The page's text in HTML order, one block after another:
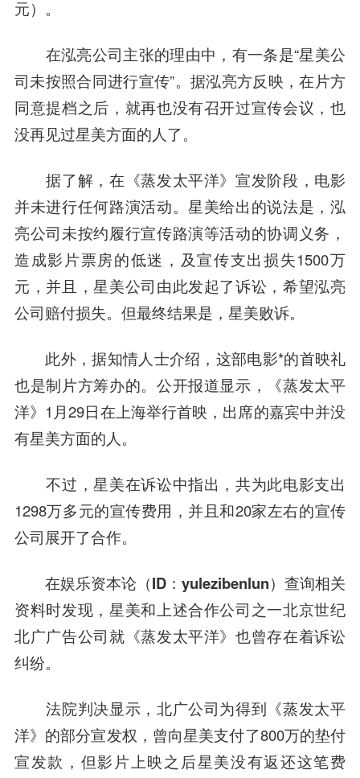
元）。
在泓亮公司主张的理由中，有一条是“星美公
司未按照合同进行宣传”。据泓亮方反映，在片方
同意提档之后，就再也没有召开过宣传会议，也
没再见过星美方面的人了。
据了解，在《蒸发太平洋》宣发阶段，电影
并未进行任何路演活动。星美给出的说法是，泓
亮公司未按约履行宣传路演等活动的协调义务，
造成影片票房的低迷，及宣传支出损失1500万
元，并且，星美公司由此发起了诉讼，希望泓亮
公司赔付损失。但最终结果是，星美败诉。
此外，据知情人士介绍，这部电影*的首映礼
也是制片方筹办的。公开报道显示，《蒸发太平
洋》1月29日在上海举行首映，出席的嘉宾中并没
有星美方面的人。
不过，星美在诉讼中指出，共为此电影支出
1298万多元的宣传费用，并且和20家左右的宣传
公司展开了合作。
在娱乐资本论（ID：yulezibenlun）查询相关
资料时发现，星美和上述合作公司之一北京世纪
北广广告公司就《蒸发太平洋》也曾存在着诉讼
纠纷。
法院判决显示，北广公司为得到《蒸发太平
洋》的部分宣发权，曾向星美支付了800万的垫付
宣发款，但影片上映之后星美没有返还这笔费